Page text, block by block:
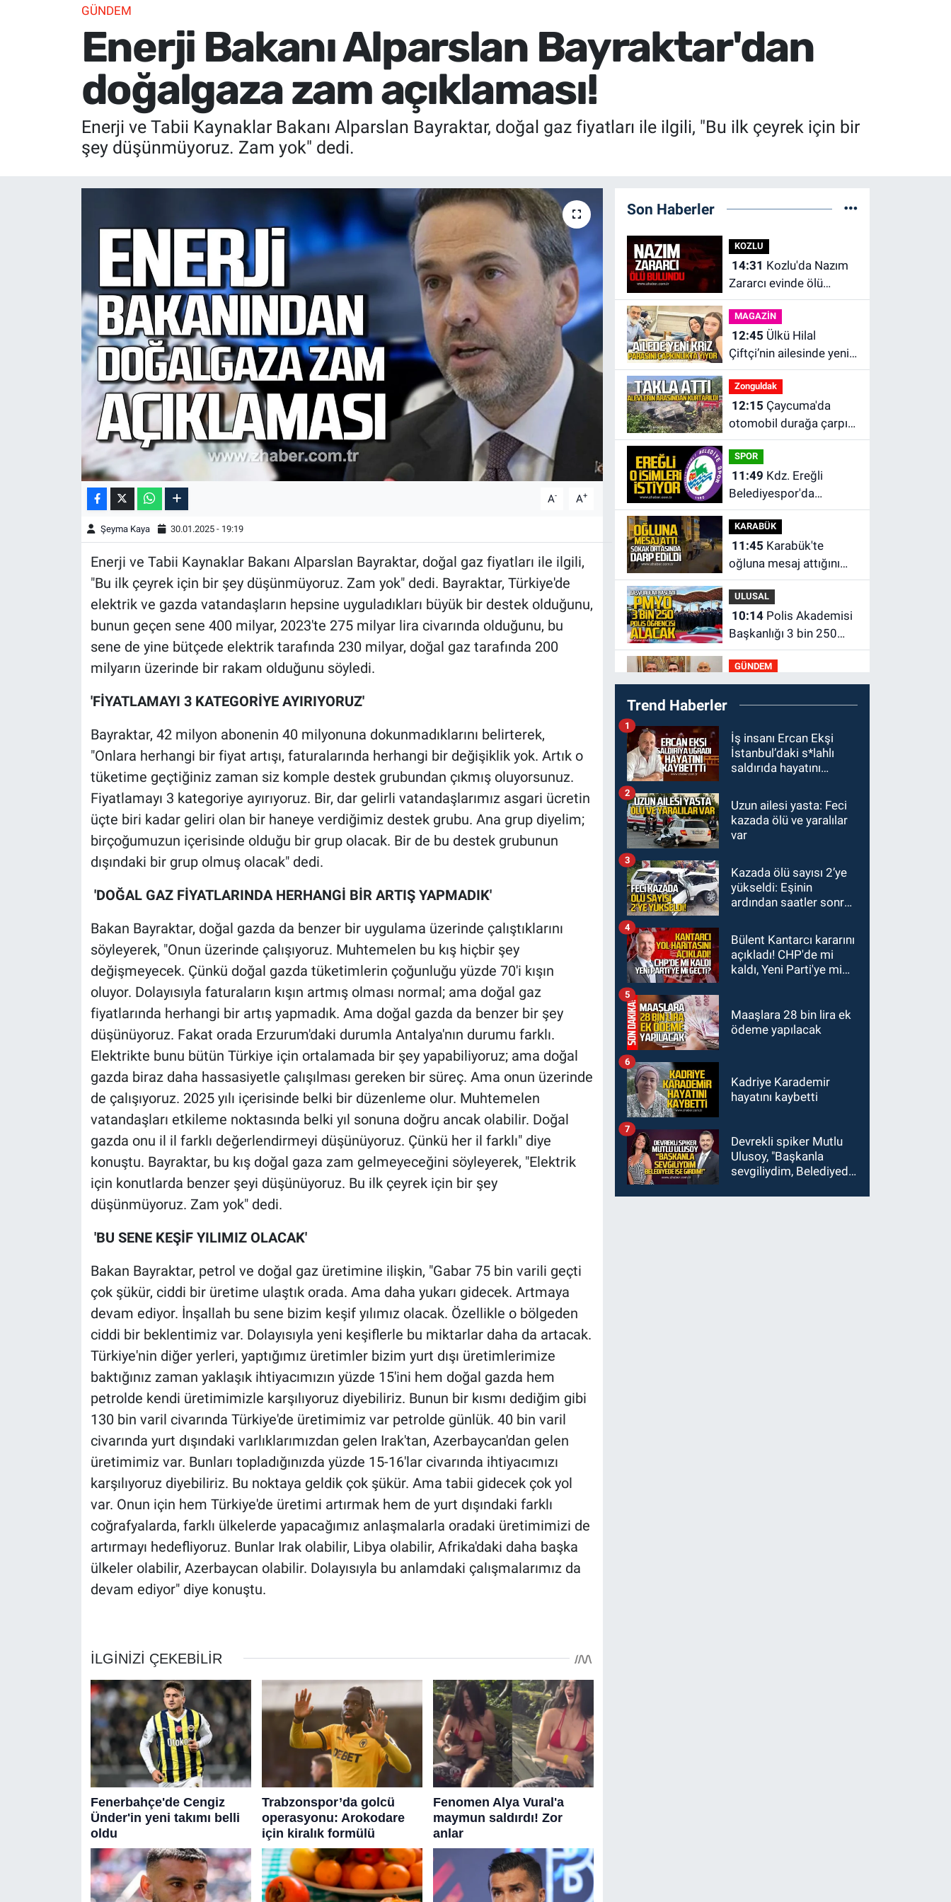
GÜNDEM
Enerji Bakanı Alparslan Bayraktar'dan
doğalgaza zam açıklaması!
Enerji ve Tabii Kaynaklar Bakanı Alparslan Bayraktar, doğal gaz fiyatları ile ilgili, "Bu ilk çeyrek için bir
şey düşünmüyoruz. Zam yok" dedi.
A- A+
Şeyma Kaya 30.01.2025 - 19:19
Enerji ve Tabii Kaynaklar Bakanı Alparslan Bayraktar, doğal gaz fiyatları ile ilgili,
"Bu ilk çeyrek için bir şey düşünmüyoruz. Zam yok" dedi. Bayraktar, Türkiye'de
elektrik ve gazda vatandaşların hepsine uyguladıkları büyük bir destek olduğunu,
bunun geçen sene 400 milyar, 2023'te 275 milyar lira civarında olduğunu, bu
sene de yine bütçede elektrik tarafında 230 milyar, doğal gaz tarafında 200
milyarın üzerinde bir rakam olduğunu söyledi.
'FİYATLAMAYI 3 KATEGORİYE AYIRIYORUZ'
Bayraktar, 42 milyon abonenin 40 milyonuna dokunmadıklarını belirterek,
"Onlara herhangi bir fiyat artışı, faturalarında herhangi bir değişiklik yok. Artık o
tüketime geçtiğiniz zaman siz komple destek grubundan çıkmış oluyorsunuz.
Fiyatlamayı 3 kategoriye ayırıyoruz. Bir, dar gelirli vatandaşlarımız asgari ücretin
üçte biri kadar geliri olan bir haneye verdiğimiz destek grubu. Ana grup diyelim;
birçoğumuzun içerisinde olduğu bir grup olacak. Bir de bu destek grubunun
dışındaki bir grup olmuş olacak" dedi.
'DOĞAL GAZ FİYATLARINDA HERHANGİ BİR ARTIŞ YAPMADIK'
Bakan Bayraktar, doğal gazda da benzer bir uygulama üzerinde çalıştıklarını
söyleyerek, "Onun üzerinde çalışıyoruz. Muhtemelen bu kış hiçbir şey
değişmeyecek. Çünkü doğal gazda tüketimlerin çoğunluğu yüzde 70'i kışın
oluyor. Dolayısıyla faturaların kışın artmış olması normal; ama doğal gaz
fiyatlarında herhangi bir artış yapmadık. Ama doğal gazda da benzer bir şey
düşünüyoruz. Fakat orada Erzurum'daki durumla Antalya'nın durumu farklı.
Elektrikte bunu bütün Türkiye için ortalamada bir şey yapabiliyoruz; ama doğal
gazda biraz daha hassasiyetle çalışılması gereken bir süreç. Ama onun üzerinde
de çalışıyoruz. 2025 yılı içerisinde belki bir düzenleme olur. Muhtemelen
vatandaşları etkileme noktasında belki yıl sonuna doğru ancak olabilir. Doğal
gazda onu il il farklı değerlendirmeyi düşünüyoruz. Çünkü her il farklı" diye
konuştu. Bayraktar, bu kış doğal gaza zam gelmeyeceğini söyleyerek, "Elektrik
için konutlarda benzer şeyi düşünüyoruz. Bu ilk çeyrek için bir şey
düşünmüyoruz. Zam yok" dedi.
'BU SENE KEŞİF YILIMIZ OLACAK'
Bakan Bayraktar, petrol ve doğal gaz üretimine ilişkin, "Gabar 75 bin varili geçti
çok şükür, ciddi bir üretime ulaştık orada. Ama daha yukarı gidecek. Artmaya
devam ediyor. İnşallah bu sene bizim keşif yılımız olacak. Özellikle o bölgeden
ciddi bir beklentimiz var. Dolayısıyla yeni keşiflerle bu miktarlar daha da artacak.
Türkiye'nin diğer yerleri, yaptığımız üretimler bizim yurt dışı üretimlerimize
baktığınız zaman yaklaşık ihtiyacımızın yüzde 15'ini hem doğal gazda hem
petrolde kendi üretimimizle karşılıyoruz diyebiliriz. Bunun bir kısmı dediğim gibi
130 bin varil civarında Türkiye'de üretimimiz var petrolde günlük. 40 bin varil
civarında yurt dışındaki varlıklarımızdan gelen Irak'tan, Azerbaycan'dan gelen
üretimimiz var. Bunları topladığınızda yüzde 15-16'lar civarında ihtiyacımızı
karşılıyoruz diyebiliriz. Bu noktaya geldik çok şükür. Ama tabii gidecek çok yol
var. Onun için hem Türkiye'de üretimi artırmak hem de yurt dışındaki farklı
coğrafyalarda, farklı ülkelerde yapacağımız anlaşmalarla oradaki üretimimizi de
artırmayı hedefliyoruz. Bunlar Irak olabilir, Libya olabilir, Afrika'daki daha başka
ülkeler olabilir, Azerbaycan olabilir. Dolayısıyla bu anlamdaki çalışmalarımız da
devam ediyor" diye konuştu.
Son Haberler
KOZLU
14:31
Zararcı evinde ölü
bulundu.
MAGAZİN
12:45
Çiftçi’nin ailesinde yeni
kriz. “Kızımın parasını
çapkınlıkta yiyor”
Zonguldak
12:15
otomobil durağa çarpıp
takla attı. Sürücü
alevlerin arasından
kurtarıldı.
SPOR
11:49
Belediyespor'da
kulübün başına kim
geçecek?
KARABÜK
11:45
oğluna mesaj attığını
iddia ettiği genci darp
etti.
ULUSAL
10:14Polis Akademisi
Başkanlığı 3 bin 250
polis öğrencisi alacak.
GÜNDEM
00:22Emirhan Erdem
YENİ Parti İl
yok?
GÜNDEM
22:47 Günün notu!
22:01Gülden Tanyeri
hayatını kaybetti
21:22Savaş Çiloğlu ve
yönetimi Başkan Köksal
Trend Haberler
İş insanı Ercan Ekşi
İstanbul’daki s*lahlı
saldırıda hayatını
1
Uzun ailesi yasta: Feci
kazada ölü ve yaralılar
var
2
Kazada ölü sayısı 2’ye
yükseldi: Eşinin
ardından saatler sonra
kaybetti
3
Bülent Kantarcı kararını
açıkladı! CHP'de mi
kaldı, Yeni Parti'ye mi
4
Maaşlara 28 bin lira ek
ödeme yapılacak
5
Kadriye Karademir
hayatını kaybetti
6
Devrekli spiker Mutlu
Ulusoy, "Başkanla
sevgiliydim, Belediyede
7